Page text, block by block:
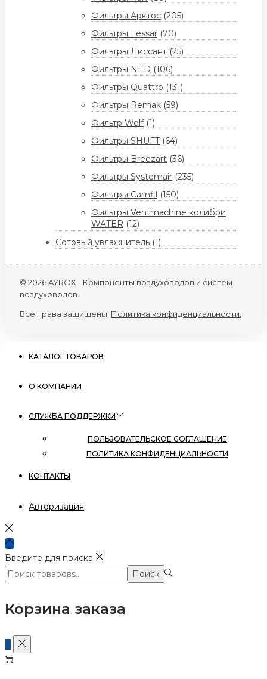
Фильтры Арктос (205)
Фильтры Lessar (70)
Фильтры Лиссант (25)
Фильтры NED (106)
Фильтры Quattro (131)
Фильтры Remak (59)
Фильтр Wolf (1)
Фильтры SHUFT (64)
Фильтры Breezart (36)
Фильтры Systemair (235)
Фильтры Camfil (150)
Фильтры Ventmachine колибри
WATER (12)
Сотовый увлажнитель (1)
© 2026 AYROX - Компоненты воздуховодов и систем
воздуховодов.
Все права защищены. Политика конфиденциальности.
КАТАЛОГ ТОВАРОВ
О КОМПАНИИ
СЛУЖБА ПОДДЕРЖКИ
ПОЛЬЗОВАТЕЛЬСКОЕ СОГЛАШЕНИЕ
ПОЛИТИКА КОНФИДЕНЦИАЛЬНОСТИ
КОНТАКТЫ
Авторизация
Введите для поиска
Поиск:>
Поиск
Корзина заказа
0